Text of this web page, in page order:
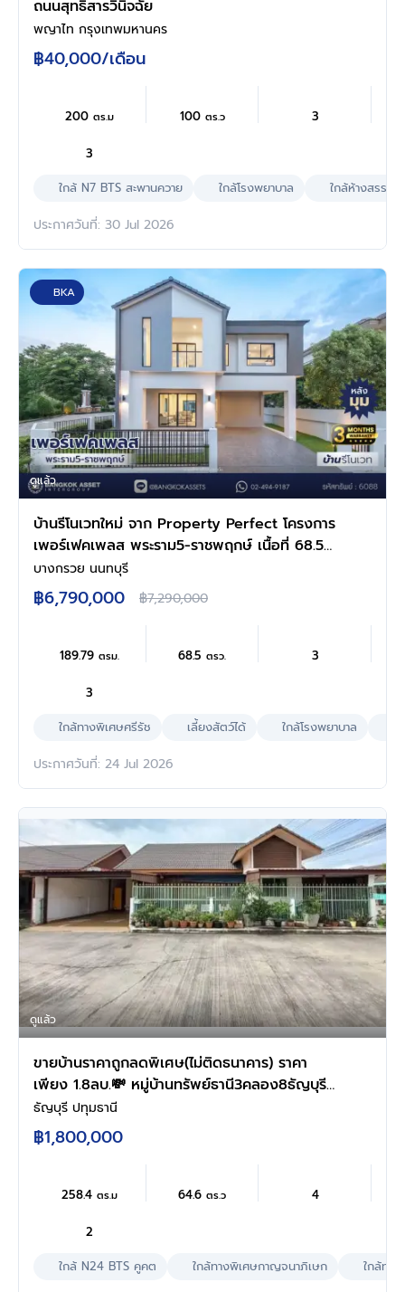
ถนนสุทธิสารวินิจฉัย
พญาไท กรุงเทพมหานคร
฿40,000/เดือน
200ตร.ม 100 ตร.ว 3
3
ใกล้ N7 BTS สะพานควาย
ใกล้โรงพยาบาล ใกล้ห้างสรรพ
ประกาศวันที่: 30 Jul 2026
BKA
ดูแล้ว
บ้านรีโนเวทใหม่ จาก Property Perfect โครงการ
เพอร์เฟคเพลส พระราม5-ราชพฤกษ์ เนื้อที่ 68.5
ตร.ว. พื้นที่ใช้สอย 189.79 ตร.ม. ฟังก์ชัน 3 ห้อง
นอน 3 ห้องน้ำ 2 ที่จอดรถ พร้อม Facility ภายใน
โครงการครบครัน บนทำเลติดถนน ตอบโจทย์ทุก
การใช้ชีวิตใจกลาง Community ชั้นนำมากมาย
บางกรวย นนทบุรี
฿6,790,000 ฿7,290,000
189.79ตรม. 68.5ตรว. 3
3
ใกล้ทางพิเศษศรีรัช
เลี้ยงสัตว์ได้ ใกล้โรงพยาบาล
ประกาศวันที่: 24 Jul 2026
ดูแล้ว
ขายบ้านราคาถูกลดพิเศษ(ไม่ติดธนาคาร) ราคา
เพียง 1.8ลบ.💸 หมู่บ้านทรัพย์ธานี3คลอง8ธัญบุรี
บ้านหันหน้าทางทิศเหนือ ถนนรังสิต-นครนายก ใน
หมู่บ้านมีระบบรักษาความปลอดภัยมีตำรวจตรวจ
ตอนกลางคืนใช้คีการ์ดในการเข้าออก👮‍♀️ สโมสรมี
สนามฟุตบอล,ลานนวดเท้า,เครื่องออกกำลังกายอ
รกเพียบ⚽️🏋️ 🏡เนื้อที่ 64.6 ตรว.
ธัญบุรี ปทุมธานี
฿1,800,000
258.4ตร.ม 64.6ตร.ว 4
2
ใกล้ N24 BTS คูคต
ใกล้ทางพิเศษกาญจนาภิเษก ใกล้ทา